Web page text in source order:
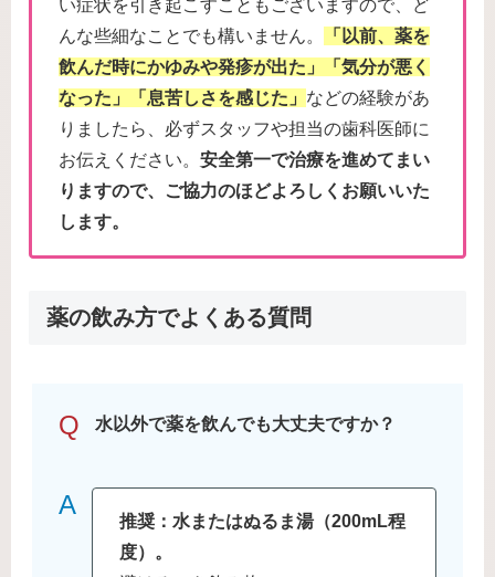
い症状を引き起こすこともございますので、ど
んな些細なことでも構いません。
「以前、薬を
飲んだ時にかゆみや発疹が出た」「気分が悪く
なった」「息苦しさを感じた」 などの経験があ
りましたら、必ずスタッフや担当の歯科医師に
お伝えください。 安全第一で治療を進めてまい
りますので、ご協力のほどよろしくお願いいた
します。
薬の飲み方でよくある質問
Q 水以外で薬を飲んでも大丈夫ですか？
A
推奨：水またはぬるま湯（200mL程
度）。